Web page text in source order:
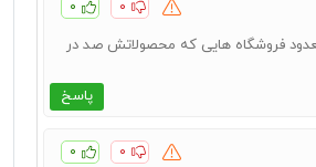
۰ ۰
پاسخ
فروشگاه هایی که محصولاتش صد در
۰ ۰